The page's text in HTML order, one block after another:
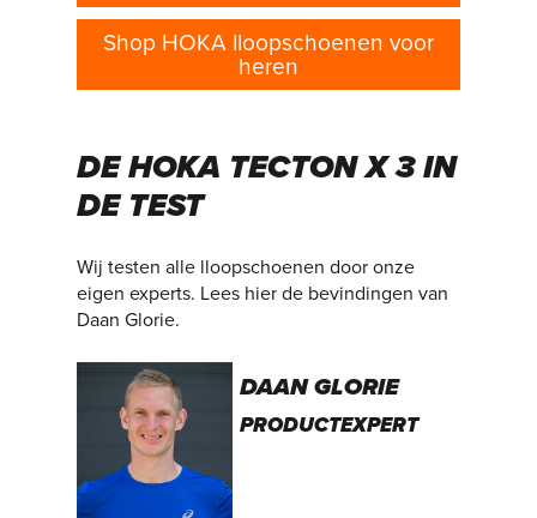
Shop HOKA lloopschoenen voor
heren
DE HOKA TECTON X 3 IN
DE TEST
Wij testen alle lloopschoenen door onze
eigen experts. Lees hier de bevindingen van
Daan Glorie.
DAAN GLORIE
PRODUCTEXPERT